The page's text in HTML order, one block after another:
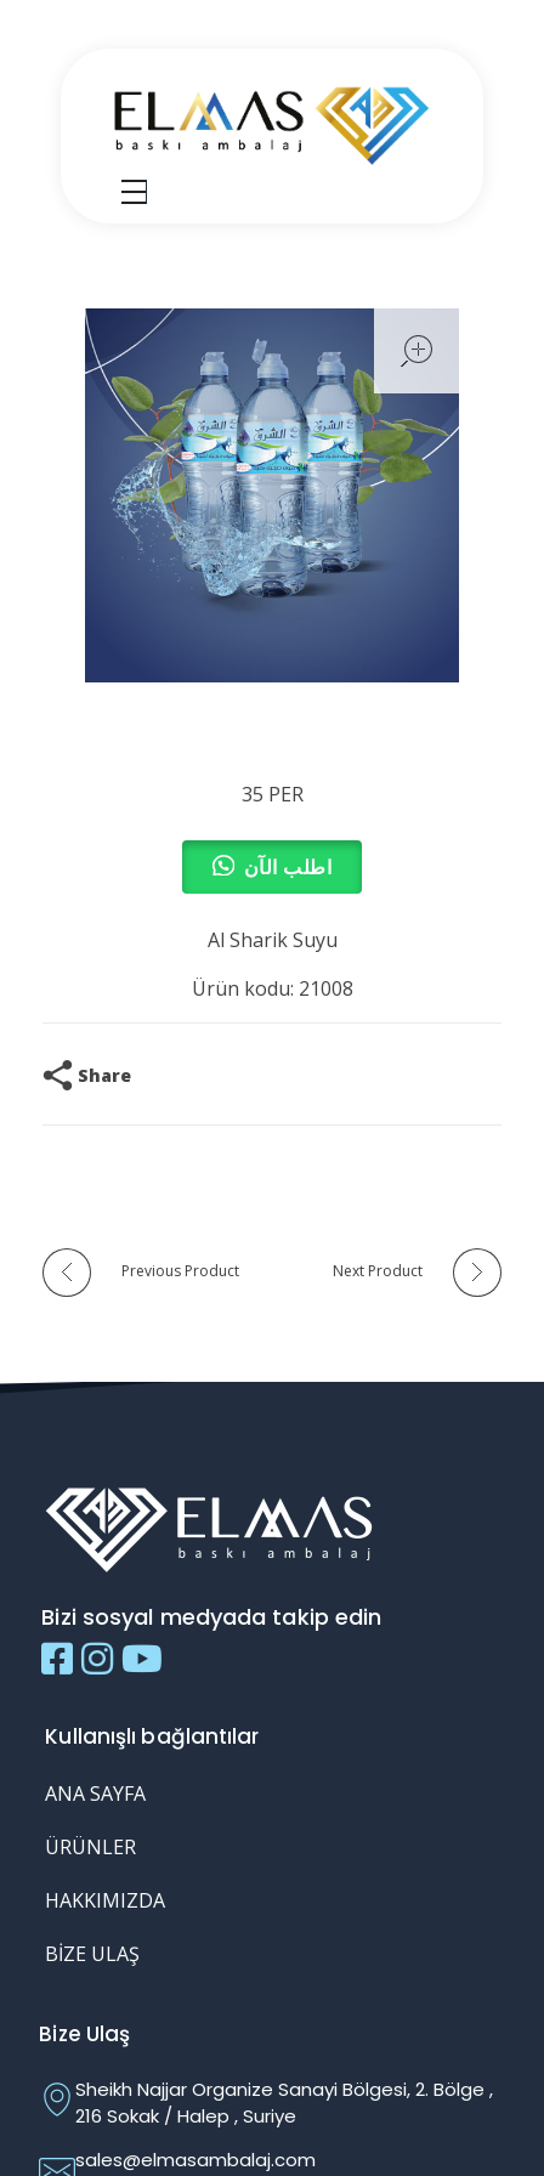
Elmas Ambalajشركة الماس امبلاج في تركيا مختصين في مجالي الطباعة والتغليف للعديد من المنتجات الغذائية والصناعية من رول التغليف وأكياس النايلون بسرعة واتقان وجودة عالية في التنفيذ ضمن أعلى المعايير العالمية وبأسعار منافسة
35 PER
اطلب الآن
Al Sharik Suyu
Ürün kodu: 21008
Share
Previous Product Next Product
Bizi sosyal medyada takip edin
Kullanışlı bağlantılar
ANA SAYFA
ÜRÜNLER
HAKKIMIZDA
BIZE ULAŞ
Bize Ulaş
Sheikh Najjar Organize Sanayi Bölgesi, 2. Bölge ,
216 Sokak / Halep , Suriye
sales@elmasambalaj.com